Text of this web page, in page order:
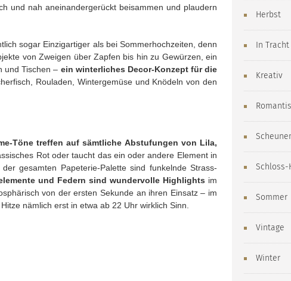
und nah aneinandergerückt beisammen und plaudern
sogar Einzigartiger als bei Sommerhochzeiten, denn
von Zweigen über Zapfen bis hin zu Gewürzen, ein
und Tischen – ein winterliches Decor-Konzept für die
Rouladen, Wintergemüse und Knödeln von den
Töne treffen auf sämtliche Abstufungen von Lila,
Rot oder taucht das ein oder andere Element in
gesamten Papeterie-Palette sind funkelnde Strass-
und Federn sind wundervolle Highlights im
von der ersten Sekunde an ihren Einsatz – im
nämlich erst in etwa ab 22 Uhr wirklich Sinn.
Herbst
In Tracht
Kreativ
Schloss-
Sommer
Vintage
Winter